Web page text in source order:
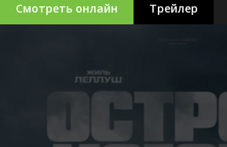
Смотреть онлайн Трейлер